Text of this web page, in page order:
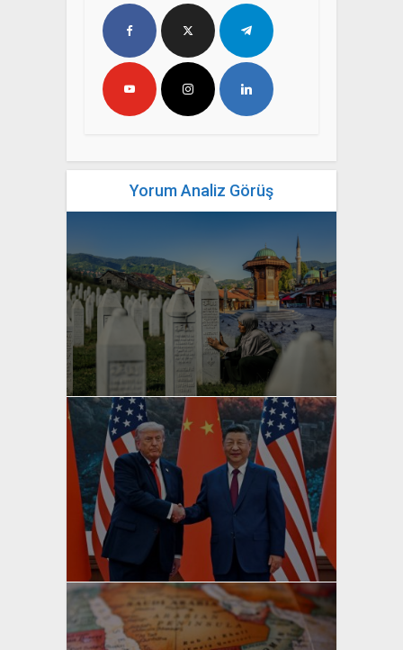
Yorum Analiz Görüş
yazan
Bahri Ak
yazan
Bahri Ak